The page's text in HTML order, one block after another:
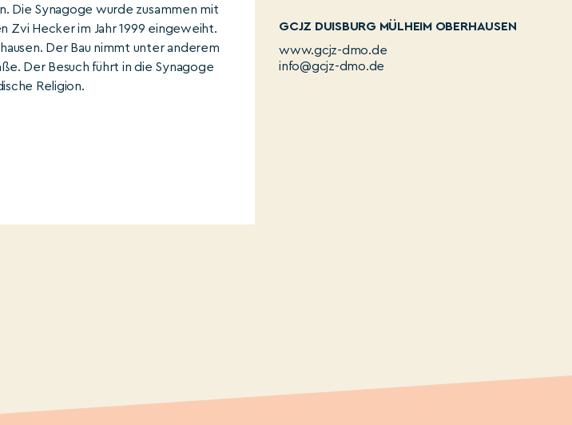
Die Synagoge wurde zusammen mit
Zvi Hecker im Jahr 1999 eingeweiht.
Der Bau nimmt unter anderem
Der Besuch führt in die Synagoge
Religion.
GCJZ DUISBURG MÜLHEIM OBERHAUSEN
www.gcjz-dmo.de
info@gcjz-dmo.de